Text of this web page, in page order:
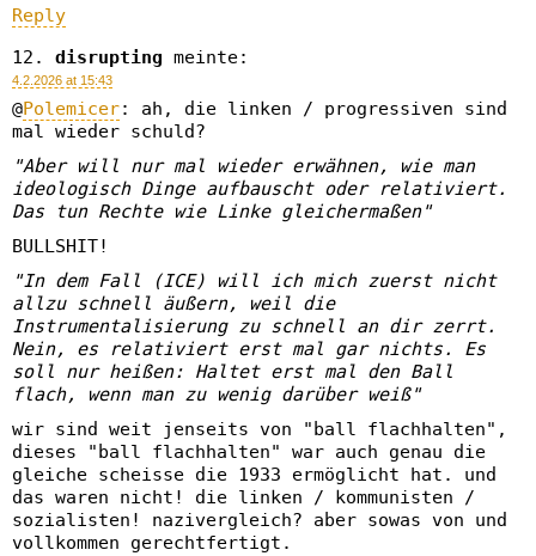
Reply
disrupting meinte:
4.2.2026 at 15:43
@Polemicer: ah, die linken / progressiven sind
mal wieder schuld?
"Aber will nur mal wieder erwähnen, wie man
ideologisch Dinge aufbauscht oder relativiert.
Das tun Rechte wie Linke gleichermaßen"
BULLSHIT!
"In dem Fall (ICE) will ich mich zuerst nicht
allzu schnell äußern, weil die
Instrumentalisierung zu schnell an dir zerrt.
Nein, es relativiert erst mal gar nichts. Es
soll nur heißen: Haltet erst mal den Ball
flach, wenn man zu wenig darüber weiß"
wir sind weit jenseits von "ball flachhalten",
dieses "ball flachhalten" war auch genau die
gleiche scheisse die 1933 ermöglicht hat. und
das waren nicht! die linken / kommunisten /
sozialisten! nazivergleich? aber sowas von und
vollkommen gerechtfertigt.